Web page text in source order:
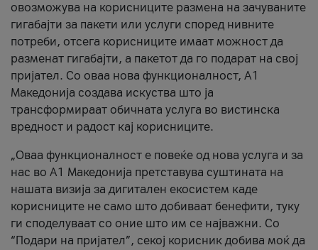
овозможува на корисниците размена на зачуваните
гигабајти за пакети или услуги според нивните
потреби, отсега корисниците имаат можност да
разменат гигабајти, а пакетот да го подарат на свој
пријател. Со оваа нова функционалност, А1
Македонија создава искуства што ја
трансформираат обичната услуга во вистинска
вредност и радост кај корисниците.
„Оваа функционалност е повеќе од нова услуга и за
нас во А1 Македонија претставува суштината на
нашата визија за дигитален екосистем каде
корисниците не само што добиваат бенефити, туку
ги споделуваат со оние што им се најважни. Со
“Подари на пријател”, секој корисник добива моќ да